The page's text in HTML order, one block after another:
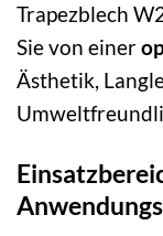
Trapezblech
Sie von einer
Ästhetik,